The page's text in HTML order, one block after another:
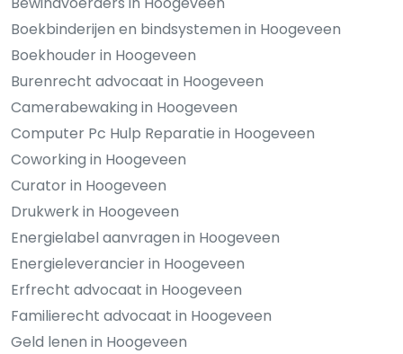
Boekbinderijen en bindsystemen in Hoogeveen
Boekhouder in Hoogeveen
Burenrecht advocaat in Hoogeveen
Camerabewaking in Hoogeveen
Computer Pc Hulp Reparatie in Hoogeveen
Coworking in Hoogeveen
Curator in Hoogeveen
Drukwerk in Hoogeveen
Energielabel aanvragen in Hoogeveen
Energieleverancier in Hoogeveen
Erfrecht advocaat in Hoogeveen
Familierecht advocaat in Hoogeveen
Geld lenen in Hoogeveen